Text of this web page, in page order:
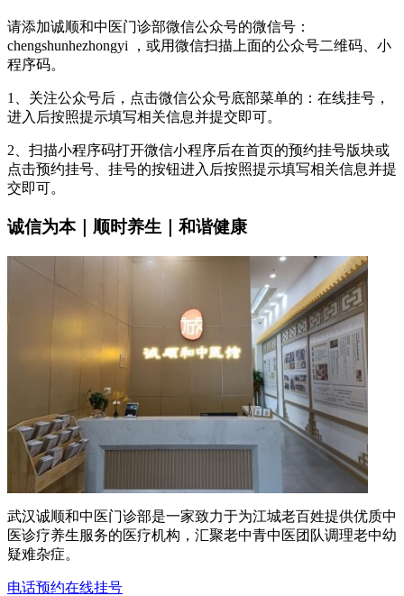
请添加诚顺和中医门诊部微信公众号的微信号：
chengshunhezhongyi ，或用微信扫描上面的公众号二维码、小
程序码。
1、关注公众号后，点击微信公众号底部菜单的：在线挂号，
进入后按照提示填写相关信息并提交即可。
2、扫描小程序码打开微信小程序后在首页的预约挂号版块或
点击预约挂号、挂号的按钮进入后按照提示填写相关信息并提
交即可。
诚信为本｜顺时养生｜和谐健康
武汉诚顺和中医门诊部是一家致力于为江城老百姓提供优质中
医诊疗养生服务的医疗机构，汇聚老中青中医团队调理老中幼
疑难杂症。
电话预约在线挂号